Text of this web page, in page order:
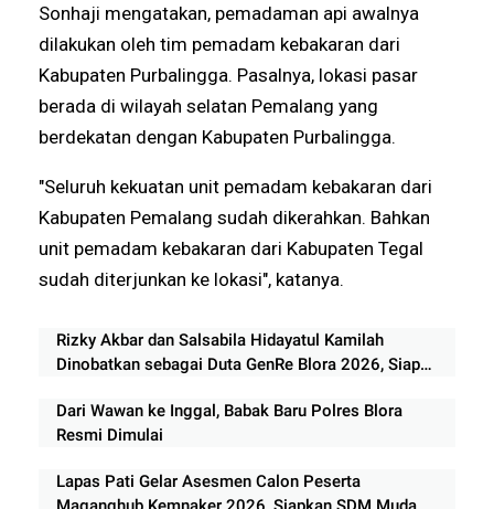
Sonhaji mengatakan, pemadaman api awalnya
dilakukan oleh tim pemadam kebakaran dari
Kabupaten Purbalingga. Pasalnya, lokasi pasar
berada di wilayah selatan Pemalang yang
berdekatan dengan Kabupaten Purbalingga.
"Seluruh kekuatan unit pemadam kebakaran dari
Kabupaten Pemalang sudah dikerahkan. Bahkan
unit pemadam kebakaran dari Kabupaten Tegal
sudah diterjunkan ke lokasi", katanya.
Rizky Akbar dan Salsabila Hidayatul Kamilah
Dinobatkan sebagai Duta GenRe Blora 2026, Siap
Dari Wawan ke Inggal, Babak Baru Polres Blora
Resmi Dimulai
Lapas Pati Gelar Asesmen Calon Peserta